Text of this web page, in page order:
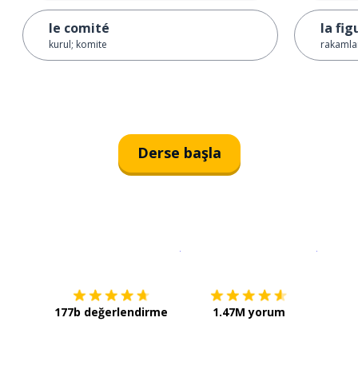
le comité
kurul; komite
la
Derse başla
177b değerlendirme 1.47M yorum